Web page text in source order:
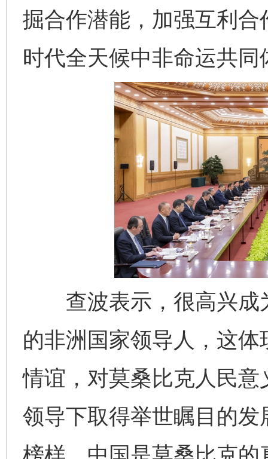
掘合作潜能，加强互利
时代全天候中非命运共同
查波表示，很高兴成
的非洲国家领导人，这
情谊，对莫桑比克人民
领导下取得举世瞩目的